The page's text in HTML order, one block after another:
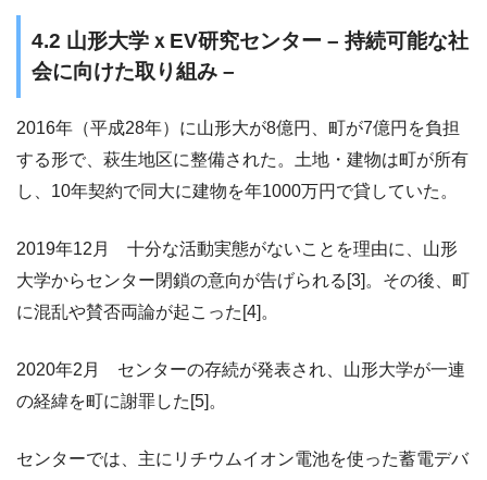
4.2 山形大学ｘEV研究センター – 持続可能な社
会に向けた取り組み –
2016年（平成28年）に山形大が8億円、町が7億円を負担
する形で、萩生地区に整備された。土地・建物は町が所有
し、10年契約で同大に建物を年1000万円で貸していた。
2019年12月 十分な活動実態がないことを理由に、山形
大学からセンター閉鎖の意向が告げられる[3]。その後、町
に混乱や賛否両論が起こった[4]。
2020年2月 センターの存続が発表され、山形大学が一連
の経緯を町に謝罪した[5]。
センターでは、主にリチウムイオン電池を使った蓄電デバ